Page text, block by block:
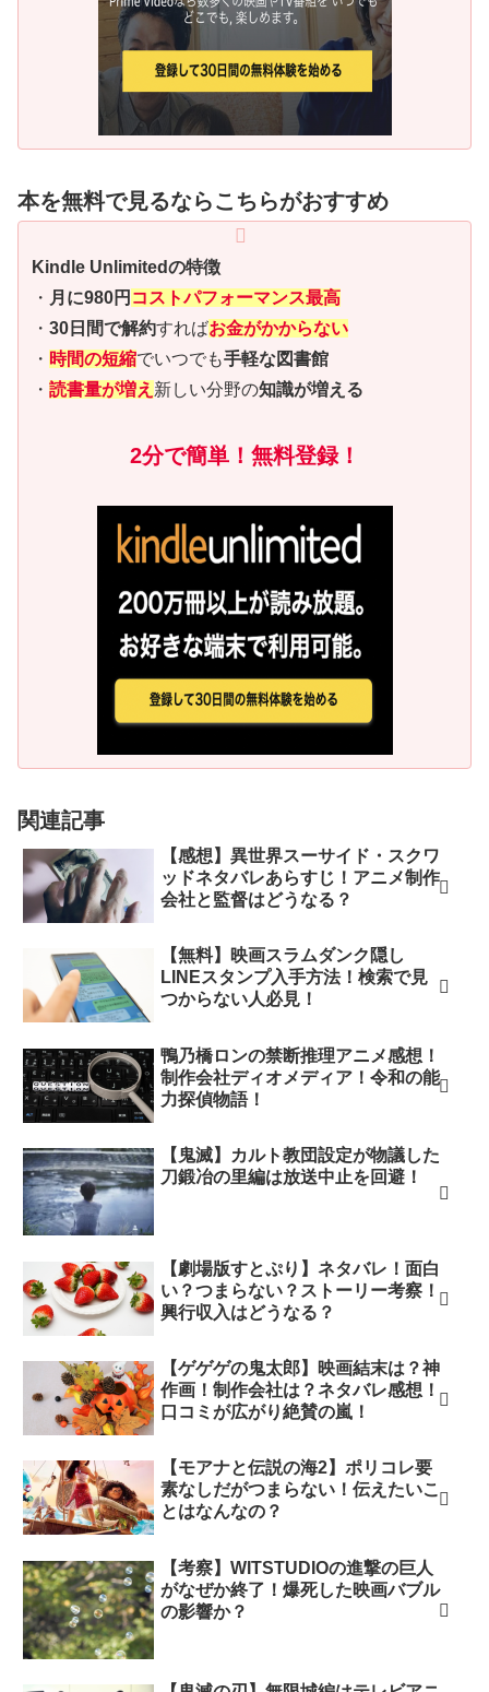
本を無料で見るならこちらがおすすめ
Kindle Unlimitedの特徴
・ 月に980円 コストパフォーマンス最高
・ 30日間で解約すればお金がかからない
・ 時間の短縮でいつでも手軽な図書館
・ 読書量が増え 新しい分野の知識が増える
2分で簡単！無料登録！
関連記事
【感想】異世界スーサイド・スクワ
ッドネタバレあらすじ！アニメ制作
会社と監督はどうなる？
【無料】映画スラムダンク隠し
LINEスタンプ入手方法！検索で見
つからない人必見！
鴨乃橋ロンの禁断推理アニメ感想！
制作会社ディオメディア！令和の能
力探偵物語！
【鬼滅】カルト教団設定が物議した
刀鍛冶の里編は放送中止を回避！
【劇場版すとぷり】ネタバレ！面白
い？つまらない？ストーリー考察！
興行収入はどうなる？
【ゲゲゲの鬼太郎】映画結末は？神
作画！制作会社は？ネタバレ感想！
口コミが広がり絶賛の嵐！
【モアナと伝説の海2】ポリコレ要
素なしだがつまらない！伝えたいこ
とはなんなの？
【考察】WITSTUDIOの進撃の巨人
がなぜか終了！爆死した映画バブル
の影響か？